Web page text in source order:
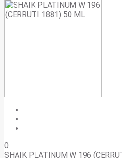
0
SHAIK PLATINUM W 196